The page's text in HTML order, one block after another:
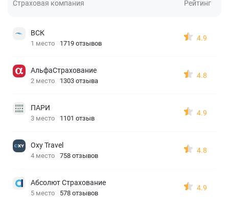
Страховая компания Рейтинг
ВСК
1 место 1719 отзывов
4.9
АльфаСтрахование
2 место 1303 отзыва
4.8
ПАРИ
3 место 1101 отзыв
4.9
Oxy Travel
4 место 758 отзывов
4.8
Абсолют Страхование
5 место 578 отзывов
4.9